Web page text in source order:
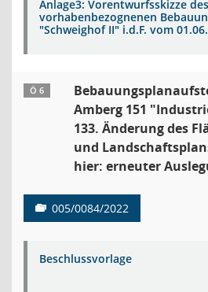
Anlage3: Vorentwurfsskizze des
vorhabenbezognenen
"Schweighof II" i.d.F. vom
Ö 6
Amberg 151
133. Änderung des
und
hier: erneuter
005/0084/2022
Beschlussvorlage